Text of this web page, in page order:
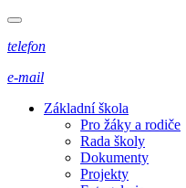
telefon
e-mail
Základní škola
Pro žáky a rodiče
Rada školy
Dokumenty
Projekty